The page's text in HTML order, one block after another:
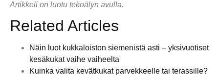
Artikkeli on luotu tekoälyn avulla.
Related Articles
Näin luot kukkaloiston siemenistä asti – yksivuotiset
kesäkukat vaihe vaiheelta
Kuinka valita kevätkukat parvekkeelle tai terassille?